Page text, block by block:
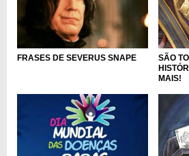
FRASES DE SEVERUS SNAPE
SÃO
MAIS!